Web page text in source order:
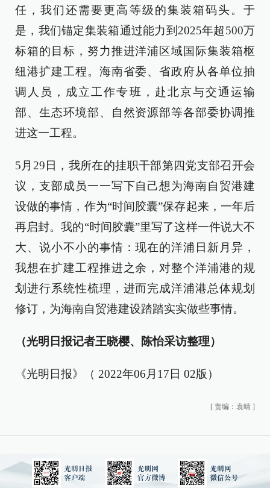
任，我们还需要更高等级的集装箱码头。于
是，我们锚定集装箱通过能力到2025年超500万
标箱的目标，努力推进洋浦区域国际集装箱枢
纽港扩建工程。海南省委、省政府从各单位抽
调人员，成立工作专班，赴北京与交通运输
部、生态环境部、自然资源部等各部委协调推
进这一工程。
5月29日，我所在的挂职干部第四党支部召开会
议，支部成员一一写下自己想为海南自贸港建
设做的事情，作为“时间胶囊”保存起来，一年后
再启封。我的“时间胶囊”里写了这样一件说大不
大、说小不小的事情：现在的洋浦日新月异，
我想在扩建工程推进之余，对整个洋浦港的规
划进行系统性梳理，进而完成洋浦港总体规划
修订，为海南自贸港建设踏踏实实做些事情。
（光明日报记者王晓樱、陈怡采访整理）
《光明日报》（ 2022年06月17日 02版）
[ 责编：袁晴 ]